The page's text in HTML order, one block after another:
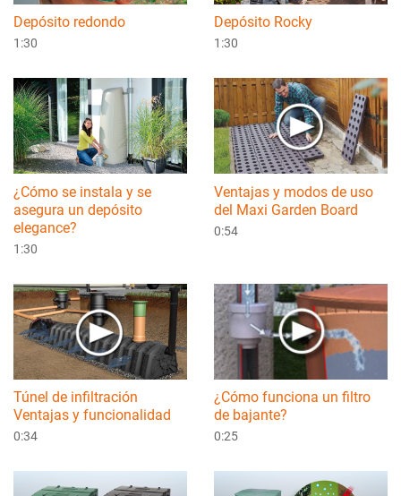
Depósito redondo
1:30
Depósito Rocky
1:30
¿Cómo se instala y se
asegura un depósito
elegance?
1:30
Ventajas y modos de uso
del Maxi Garden Board
0:54
Túnel de infiltración
Ventajas y funcionalidad
0:34
¿Cómo funciona un filtro
de bajante?
0:25